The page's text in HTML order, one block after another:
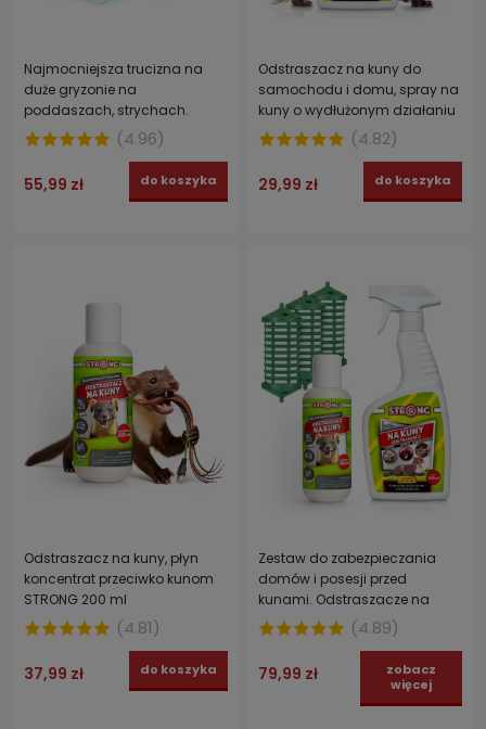
Najmocniejsza trucizna na
duże gryzonie na
poddaszach, strychach.
STRONG pasta brodifakum 3 x
150 g
(4.96)
55,99 zł do koszyka
Odstraszacz na kuny do
samochodu i domu, spray na
kuny o wydłużonym działaniu
STRONG 500 ml(4.82)
29,99 zł do koszyka
Odstraszacz na kuny, płyn
koncentrat przeciwko kunom
STRONG 200 ml
(4.81)
37,99 zł do koszyka
Zestaw do zabezpieczania
domów i posesji przed
kunami. Odstraszacze na
kuny w sprayu i koncentracie
STRONG + 3x dyspenser -
(4.89)
79,99 zł
zobacz
więcej